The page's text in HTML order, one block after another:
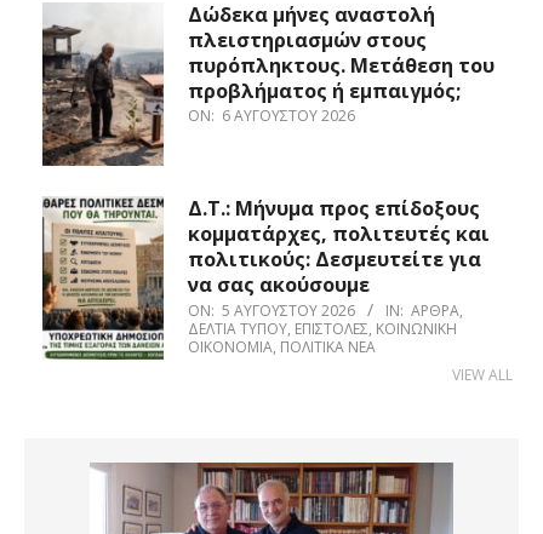
Δώδεκα μήνες αναστολή
πλειστηριασμών στους
πυρόπληκτους. Μετάθεση του
προβλήματος ή εμπαιγμός;
ON: 6 ΑΥΓΟΎΣΤΟΥ 2026
Δ.Τ.: Μήνυμα προς επίδοξους
κομματάρχες, πολιτευτές και
πολιτικούς: Δεσμευτείτε για
να σας ακούσουμε
ON: 5 ΑΥΓΟΎΣΤΟΥ 2026 IN: ΆΡΘΡΑ,
ΔΕΛΤΊΑ ΤΎΠΟΥ, ΕΠΙΣΤΟΛΈΣ, ΚΟΙΝΩΝΙΚΉ
ΟΙΚΟΝΟΜΊΑ, ΠΟΛΙΤΙΚΆ ΝΈΑ
VIEW ALL